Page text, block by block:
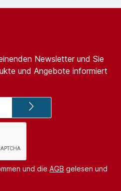
Newsletter und Sie
und Angebote informiert
und die AGB gelesen und